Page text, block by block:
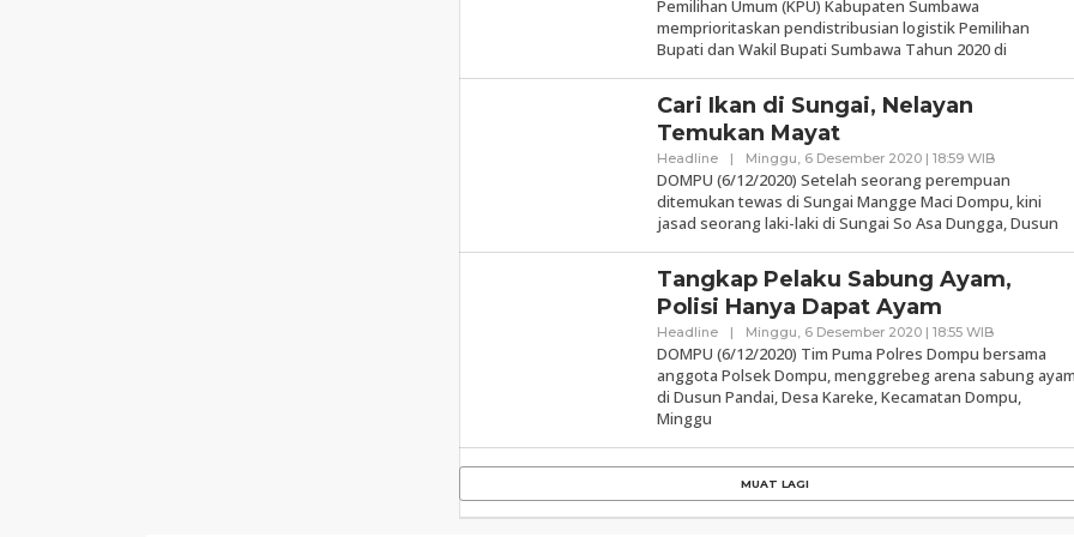
Pemilihan Umum (KPU) Kabupaten Sumbawa
memprioritaskan pendistribusian logistik Pemilihan
Bupati dan Wakil Bupati Sumbawa Tahun 2020 di
Cari Ikan di Sungai, Nelayan
Temukan Mayat
Headline | Minggu, 6 Desember 2020 | 18:59 WIBOleh
DOMPU (6/12/2020) Setelah seorang perempuan
ditemukan tewas di Sungai Mangge Maci Dompu, kini
jasad seorang laki-laki di Sungai So Asa Dungga, Dusun
Tangkap Pelaku Sabung Ayam,
Polisi Hanya Dapat Ayam
Headline | Minggu, 6 Desember 2020 | 18:55 WIBOleh
DOMPU (6/12/2020) Tim Puma Polres Dompu bersama
anggota Polsek Dompu, menggrebeg arena sabung
di Dusun Pandai, Desa Kareke, Kecamatan Dompu,
Minggu